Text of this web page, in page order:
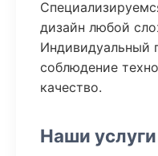
дизайн любой
Индивидуальный
соблюдение
качество.
Наши услуги